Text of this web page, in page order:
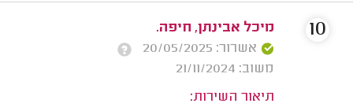
מיכל אבינתן, חיפה.
אשרור: 20/05/2025
משוב: 21/11/2024
תיאור השירות:
10